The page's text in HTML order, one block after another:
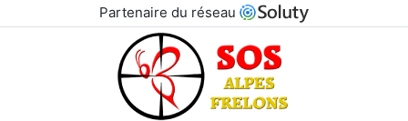
Partenaire du réseau